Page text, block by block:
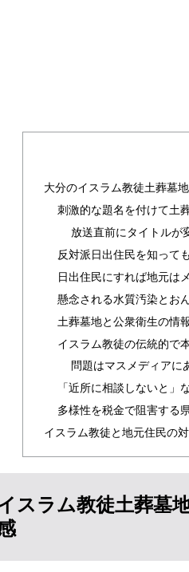
大分のイスラム教徒土葬墓
刺激的な題名を付けて土
放送直前にタイトルが
反対派日出住民を知って
日出住民にすれば地元は
懸念される水質汚染とお
土葬墓地と公衆衛生の情
イスラム教徒の伝統的で
問題はマスメディアに
「近所に相談しないと」
多様性を税金で阻害する
イスラム教徒と地元住民の
スラム教徒土葬墓